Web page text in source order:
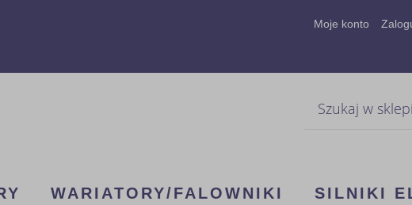
Moje konto
WARIATORY/FALOWNIKI SILNIKI